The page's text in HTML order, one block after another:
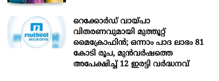
റെക്കോർഡ് വായ്പാ
വിതരണവുമായി മുത്തൂറ്റ്
മൈക്രോഫിൻ; ഒന്നാം പാദ ലാഭം 81
കോടി രൂപ, മുൻവർഷത്തെ
അപേക്ഷിച്ച് 12 ഇരട്ടി വർദ്ധനവ്